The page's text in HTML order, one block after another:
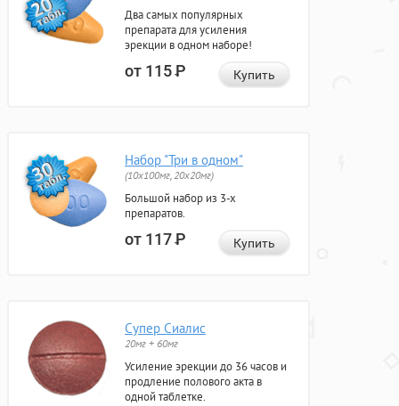
Два самых популярных
препарата для усиления
эрекции в одном наборе!
от 115Р Купить
Набор "Три в одном"
(10x100мг, 20x20мг)
Большой набор из 3-х
препаратов.
от 117Р Купить
Супер Сиалис
20мг + 60мг
Усиление эрекции до 36 часов и
продление полового акта в
одной таблетке.